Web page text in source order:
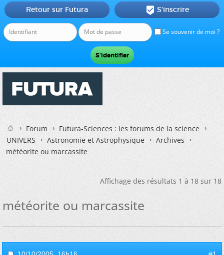
Se souvenir de moi ?
Retour sur Futura  S'inscrire
Forum
Futura-Sciences : les forums de la science
UNIVERS
Astronomie et Astrophysique
Archives
météorite ou marcassite
Affichage des résultats 1 à 18 sur 18
météorite ou marcassite